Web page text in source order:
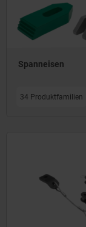
Spanneisen
34 Produktfamilien